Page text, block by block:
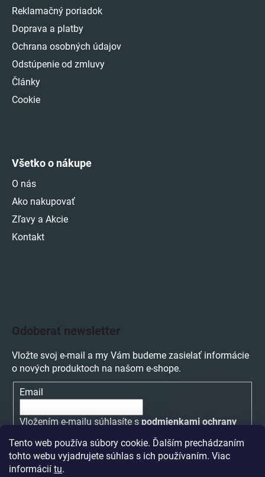
Tento web používa súbory cookie. Ďalším prechádzaním
tohto webu vyjadrujete súhlas s ich používaním. Viac
informácií tu.
Reklamačný poriadok
Doprava a platby
Ochrana osobných údajov
Odstúpenie od zmluvy
Články
Cookie
Všetko o nákupe
O nás
Ako nakupovať
Zľavy a Akcie
Kontakt
Odoberať newsletter
Vložte svoj e-mail a my Vám budeme zasielať informácie
o nových produktoch na našom e-shope.
Email
Vložením e-mailu súhlasíte s podmienkami ochrany
PRIHLÁSIŤ SA